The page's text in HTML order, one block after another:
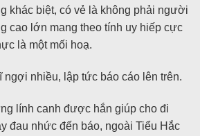
khác biệt, có vẻ là không phải người
cao lớn mang theo tính uy hiếp cực
là một mối hoạ.
ngợi nhiều, lập tức báo cáo lên trên.
lính canh được hắn giúp cho đi
đau nhức đến báo, ngoài Tiểu Hắc